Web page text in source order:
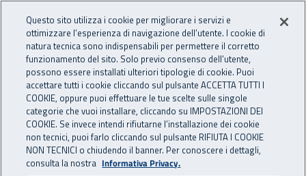
INAIL - Istituto Nazionale
Apri cerca
Navigazione principale
Navigazione - Ti trovi in:
Home Inail comunica Eventi
12 novembre 2019
Questo sito utilizza i cookie per migliorare i servizi e
ottimizzare l’esperienza di navigazione dell’utente. I cookie di
natura tecnica sono indispensabili per permettere il corretto
funzionamento del sito. Solo previo consenso dell’utente,
possono essere installati ulteriori tipologie di cookie. Puoi
accettare tutti i cookie cliccando sul pulsante ACCETTA TUTTI I
COOKIE, oppure puoi effettuare le tue scelte sulle singole
categorie che vuoi installare, cliccando su IMPOSTAZIONI DEI
COOKIE. Se invece intendi rifiutarne l’installazione dei cookie
non tecnici, puoi farlo cliccando sul pulsante RIFIUTA I COOKIE
NON TECNICI o chiudendo il banner. Per conoscere i dettagli,
consulta la nostra Informativa Privacy.